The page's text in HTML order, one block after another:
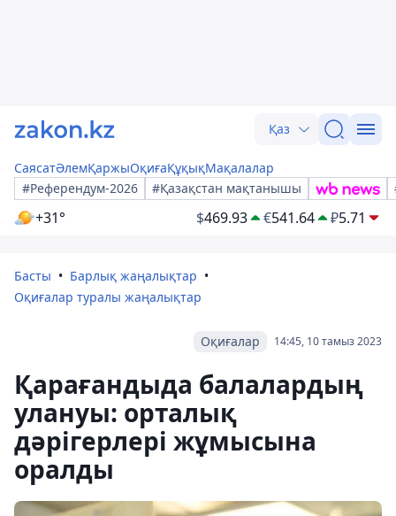
Қаз
СаясатӘлемҚаржыОқиғаҚұқықМақалалар
#Референдум-2026
#Қазақстан мақтанышы
+31° $469.93 €541.64 ₽5.71
Басты
Барлық жаңалықтар
Оқиғалар туралы жаңалықтар
14:45, 10 тамыз 2023
Оқиғалар
Қарағандыда балалардың
улануы: орталық
дәрігерлері жұмысына
оралды